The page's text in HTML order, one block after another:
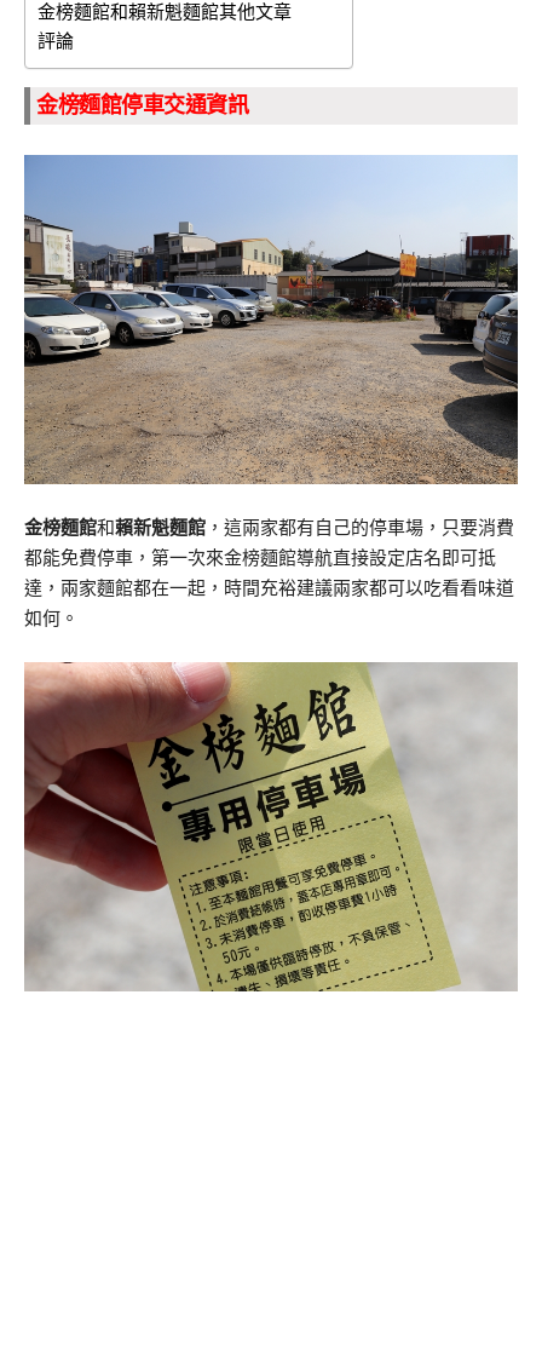
金榜麵館和賴新魁麵館其他文章
評論
金榜麵館停車交通資訊
金榜麵館和賴新魁麵館 ，這兩家都有自己的停車場，只要消費
都能免費停車，第一次來金榜麵館導航直接設定店名即可抵
達，兩家麵館都在一起，時間充裕建議兩家都可以吃看看味道
如何。